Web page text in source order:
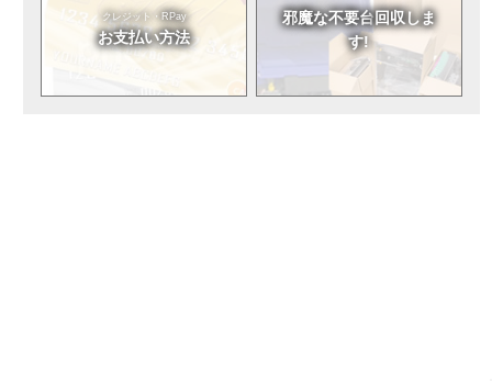
クレジット・RPay
お支払い方法
邪魔な不要台回収しま
す!